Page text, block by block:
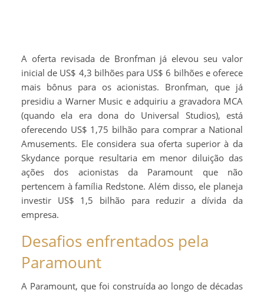
A oferta revisada de Bronfman já elevou seu valor
inicial de US$ 4,3 bilhões para US$ 6 bilhões e oferece
mais bônus para os acionistas. Bronfman, que já
presidiu a Warner Music e adquiriu a gravadora MCA
(quando ela era dona do Universal Studios), está
oferecendo US$ 1,75 bilhão para comprar a National
Amusements. Ele considera sua oferta superior à da
Skydance porque resultaria em menor diluição das
ações dos acionistas da Paramount que não
pertencem à família Redstone. Além disso, ele planeja
investir US$ 1,5 bilhão para reduzir a dívida da
empresa.
Desafios enfrentados pela
Paramount
A Paramount, que foi construída ao longo de décadas